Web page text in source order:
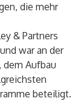
die mehr
& Partners
war an der
Aufbau
beteiligt.